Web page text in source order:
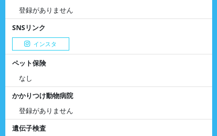
登録がありません
SNSリンク
インスタ
ペット保険
なし
かかりつけ動物病院
登録がありません
遺伝子検査